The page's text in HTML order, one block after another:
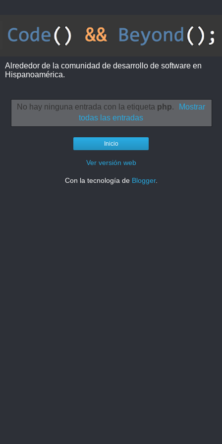
Alrededor de la comunidad de desarrollo de software en
Hispanoamérica.
No hay ninguna entrada con la etiqueta php.
Mostrar
todas las entradas
Inicio
Ver versión web
Con la tecnología de Blogger.